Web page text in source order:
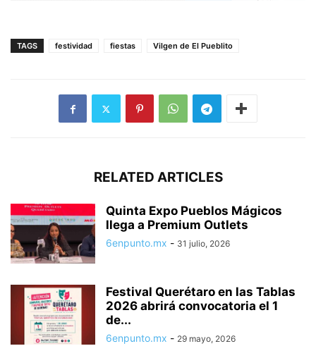
TAGS festividad fiestas Vilgen de El Pueblito
RELATED ARTICLES
Quinta Expo Pueblos Mágicos
llega a Premium Outlets
6enpunto.mx - 31 julio, 2026
Festival Querétaro en las Tablas
2026 abrirá convocatoria el 1
de...
6enpunto.mx - 29 mayo, 2026